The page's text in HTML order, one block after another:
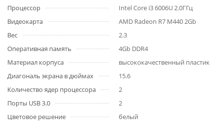
Процессор
Intel Core i3 6006U 2.0ГГц
Видеокарта
AMD Radeon R7 M440 2Gb
Вес
2.3
Оперативная память
4Gb DDR4
Материал корпуса
высококачественный пластик
Диагональ экрана в дюймах
15.6
Количество ядер процессора
2
Порты USB 3.0
2
Цветовое решение
белый